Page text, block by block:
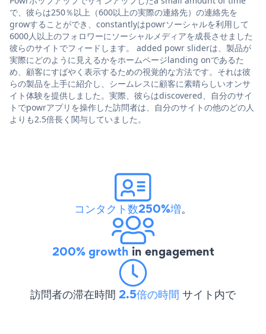
で、彼らは250％以上（600以上の実際の連絡先）の連絡先を
growすることができ、constantlyはpowrソーシャルを利用して
6000人以上のフォロワーにソーシャルメディアを成長させました
彼らのサイトでフィードします。 added powr sliderは、製品が
実際にどのように見えるかをホームページlanding onであるた
め、顧客にすばやく表示するための視覚的な方法です。それは彼
らの製品を上手に紹介し、シームレスに顧客に素晴らしいオンサ
イト体験を提供しました。実際、彼らはdiscovered、自分のサイ
トでpowrアプリを操作した訪問者は、自分のサイトの他のどの人
よりも2.5倍長く関与していました。
コンタクト数250%増。
200% growth in engagement
訪問者の滞在時間 2.5倍の時間 サイト内で